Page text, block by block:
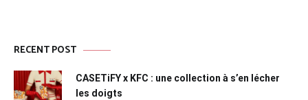
RECENT POST
CASETiFY x KFC : une collection à s’en lécher
les doigts